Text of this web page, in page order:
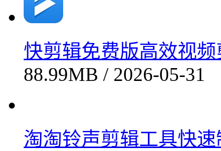
快剪辑免费版高效视
88.99MB / 2026-05-31
淘淘铃声剪辑工具快